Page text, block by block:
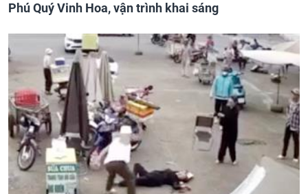
Phú Quý Vinh Hoa, vận trình khai sáng